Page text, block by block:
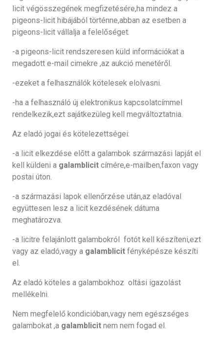
licit végösszegének megfizetésére,ha mindez a
pigeons-licit hibájából történne,abban az esetben a
pigeons-licit vállalja a felelőséget.
-a pigeons-licit rendszeresen küld információkat a
megadott e-mail cimekre ,az aukció menetéről.
-ezeket a felhasználók kötelesek elolvasni.
-ha a felhasználó új elektronikus kapcsolatcímmel
rendelkezik,ezt sajátkezüleg kell megváltoztatnia.
Az eladó jogai és kötelezettségei:
-a licit elkezdése előtt a galambok származási lapját el
kell küldeni a galamblicit címére,e-mailben,faxon vagy
postai úton.
-a származási lapok ellenőrzése után,az eladóval
együttesen lesz a licit kezdésének dátuma
meghatározva.
-a licitre felajánlott galambokról fotót kell készíteni,ezt
vagy az eladó,vagy a galamblicit fényképésze készíti
el.
Az eladó köteles a galambokhoz oltási igazolást
mellékelni.
Nem megfelelő kondicióban,vagy nem egészséges
galambokat ,a galamblicit nem nem fogad el.